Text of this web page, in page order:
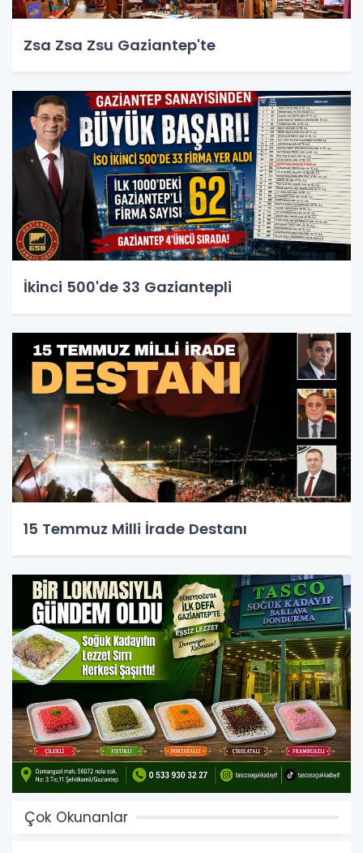
Zsa Zsa Zsu Gaziantep'te
İkinci 500'de 33 Gaziantepli
15 Temmuz Milli İrade Destanı
Çok Okunanlar